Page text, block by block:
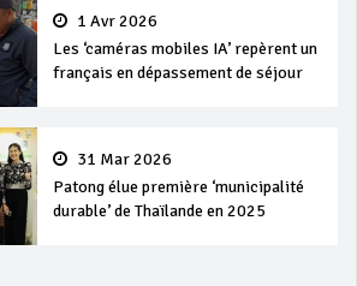
1 Avr 2026
Les ‘caméras mobiles IA’ repèrent un
français en dépassement de séjour
31 Mar 2026
Patong élue première ‘municipalité
durable’ de Thaïlande en 2025